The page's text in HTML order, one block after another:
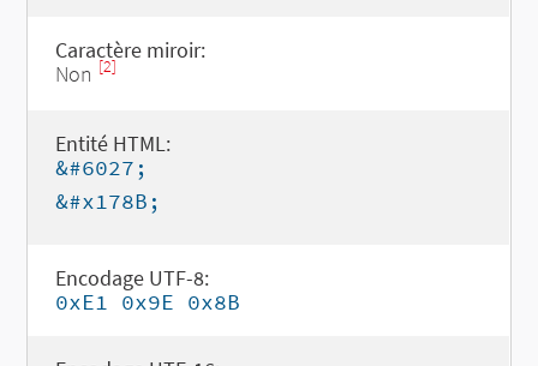
Caractère miroir:
Non [2]
Entité HTML:
&#6027;
&#x178B;
Encodage UTF-8:
0xE1 0x9E 0x8B